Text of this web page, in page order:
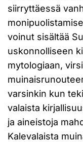
siirryttäessä
voinut sisältää
uskonnolliseen
mytologiaan,
varsinkin kun
valaista
ja aineistoja
Kalevalaista